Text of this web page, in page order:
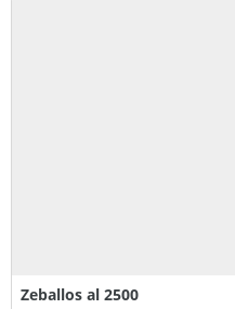
Zeballos al 2500